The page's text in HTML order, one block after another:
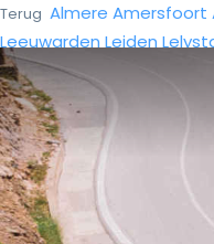
Terug Almere Amersfoort
Leeuwarden Leiden